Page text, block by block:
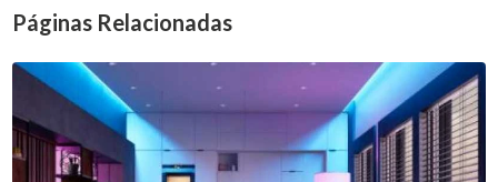
Páginas Relacionadas